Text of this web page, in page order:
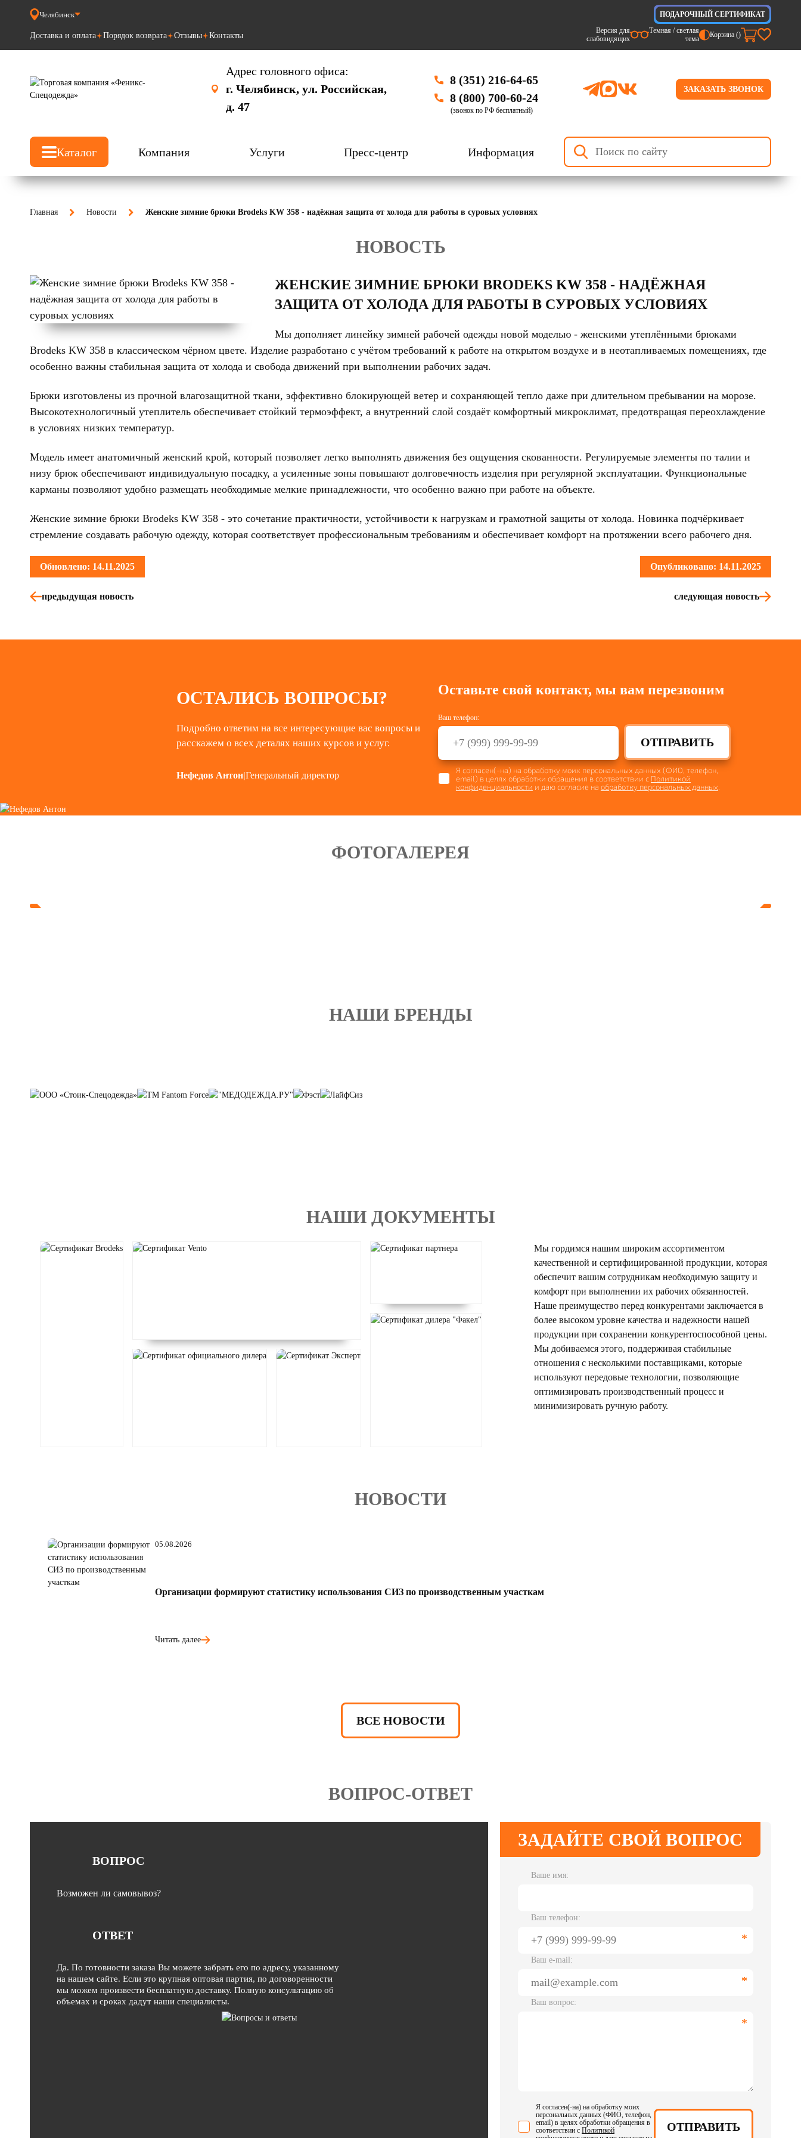
Челябинск
Доставка и оплата Порядок возврата Отзывы Контакты
ПОДАРОЧНЫЙ СЕРТИФИКАТ
Версия для
слабовидящих
Темная / светлая
тема
Корзина ()
Адрес головного офиса:
г. Челябинск, ул. Российская,
д. 47
8 (351) 216-64-65
8 (800) 700-60-24
(звонок по РФ бесплатный)
ЗАКАЗАТЬ ЗВОНОК
Каталог Компания Услуги Пресс-центр Информация
Главная Новости Женские зимние брюки Brodeks KW 358 - надёжная защита от холода для работы в суровых условиях
НОВОСТЬ
ЖЕНСКИЕ ЗИМНИЕ БРЮКИ BRODEKS KW 358 - НАДЁЖНАЯ
ЗАЩИТА ОТ ХОЛОДА ДЛЯ РАБОТЫ В СУРОВЫХ УСЛОВИЯХ
Мы дополняет линейку зимней рабочей одежды новой моделью - женскими утеплёнными брюками
Brodeks KW 358 в классическом чёрном цвете. Изделие разработано с учётом требований к работе на открытом воздухе и в неотапливаемых помещениях, где
особенно важны стабильная защита от холода и свобода движений при выполнении рабочих задач.
Брюки изготовлены из прочной влагозащитной ткани, эффективно блокирующей ветер и сохраняющей тепло даже при длительном пребывании на морозе.
Высокотехнологичный утеплитель обеспечивает стойкий термоэффект, а внутренний слой создаёт комфортный микроклимат, предотвращая переохлаждение
в условиях низких температур.
Модель имеет анатомичный женский крой, который позволяет легко выполнять движения без ощущения скованности. Регулируемые элементы по талии и
низу брюк обеспечивают индивидуальную посадку, а усиленные зоны повышают долговечность изделия при регулярной эксплуатации. Функциональные
карманы позволяют удобно размещать необходимые мелкие принадлежности, что особенно важно при работе на объекте.
Женские зимние брюки Brodeks KW 358 - это сочетание практичности, устойчивости к нагрузкам и грамотной защиты от холода. Новинка подчёркивает
стремление создавать рабочую одежду, которая соответствует профессиональным требованиям и обеспечивает комфорт на протяжении всего рабочего дня.
Обновлено: 14.11.2025 Опубликовано: 14.11.2025
предыдущая новость следующая новость
ОСТАЛИСЬ ВОПРОСЫ?
Подробно ответим на все интересующие вас вопросы и
расскажем о всех деталях наших курсов и услуг.
Нефедов Антон|Генеральный директор
Оставьте свой контакт, мы вам перезвоним
Ваш телефон:
ОТПРАВИТЬ
Я согласен(-на) на обработку моих персональных данных (ФИО, телефон,
email) в целях обработки обращения в соответствии с Политикой
конфиденциальности и даю согласие на обработку персональных данных.
ФОТОГАЛЕРЕЯ
НАШИ БРЕНДЫ
НАШИ ДОКУМЕНТЫ
Мы гордимся нашим широким ассортиментом
качественной и сертифицированной продукции, которая
обеспечит вашим сотрудникам необходимую защиту и
комфорт при выполнении их рабочих обязанностей.
Наше преимущество перед конкурентами заключается в
более высоком уровне качества и надежности нашей
продукции при сохранении конкурентоспособной цены.
Мы добиваемся этого, поддерживая стабильные
отношения с несколькими поставщиками, которые
используют передовые технологии, позволяющие
оптимизировать производственный процесс и
минимизировать ручную работу.
НОВОСТИ
05.08.2026
Организации формируют статистику использования СИЗ по производственным участкам
Читать далее
ВСЕ НОВОСТИ
ВОПРОС-ОТВЕТ
ВОПРОС
Возможен ли самовывоз?
ОТВЕТ
Да. По готовности заказа Вы можете забрать его по адресу, указанному
на нашем сайте. Если это крупная оптовая партия, по договоренности
мы можем произвести бесплатную доставку. Полную консультацию об
объемах и сроках дадут наши специалисты.
ЗАДАЙТЕ СВОЙ ВОПРОС
Ваше имя:
Ваш телефон:
Ваш e-mail:
Ваш вопрос:
Я согласен(-на) на обработку моих
персональных данных (ФИО, телефон,
email) в целях обработки обращения в
соответствии с Политикой
ОТПРАВИТЬ